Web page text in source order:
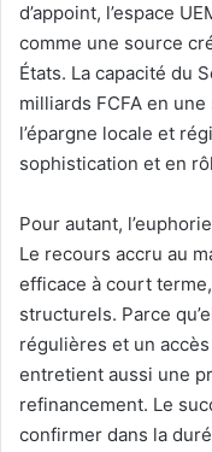
d’appoint, l’espace
comme une source
États. La capacité du
milliards FCFA en
l’épargne locale et
sophistication et en
Pour autant,
Le recours accru au
efficace à court
structurels. Parce
régulières et un
entretient aussi une
refinancement. Le
confirmer dans la